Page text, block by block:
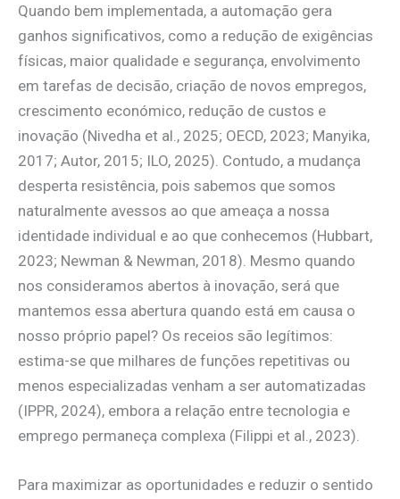
Quando bem implementada, a automação gera
ganhos significativos, como a redução de exigências
físicas, maior qualidade e segurança, envolvimento
em tarefas de decisão, criação de novos empregos,
crescimento económico, redução de custos e
inovação (Nivedha et al., 2025; OECD, 2023; Manyika,
2017; Autor, 2015; ILO, 2025). Contudo, a mudança
desperta resistência, pois sabemos que somos
naturalmente avessos ao que ameaça a nossa
identidade individual e ao que conhecemos (Hubbart,
2023; Newman & Newman, 2018). Mesmo quando
nos consideramos abertos à inovação, será que
mantemos essa abertura quando está em causa o
nosso próprio papel? Os receios são legítimos:
estima-se que milhares de funções repetitivas ou
menos especializadas venham a ser automatizadas
(IPPR, 2024), embora a relação entre tecnologia e
emprego permaneça complexa (Filippi et al., 2023).
Para maximizar as oportunidades e reduzir o sentido